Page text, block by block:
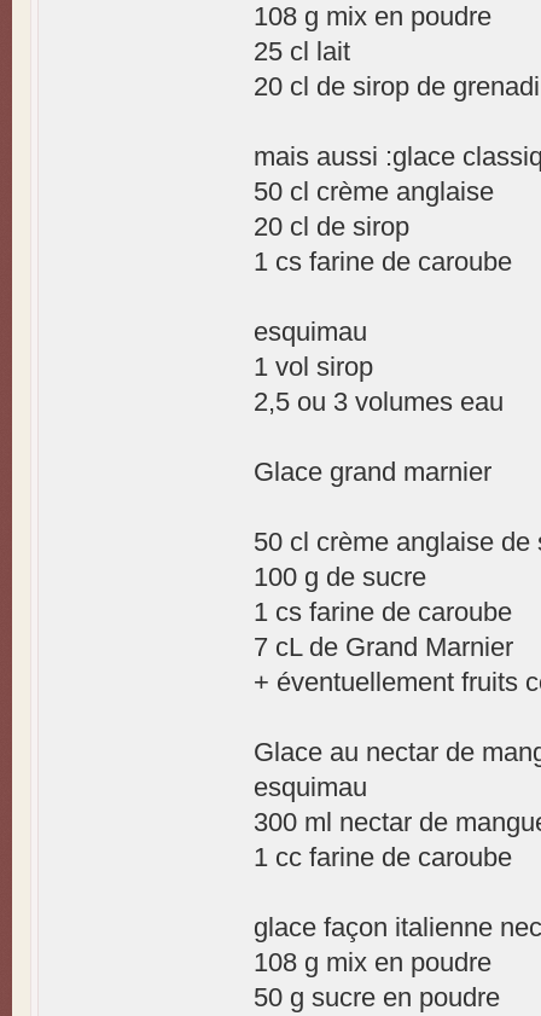
108 g mix en poudre
25 cl lait
20 cl de sirop de
mais aussi :glace
50 cl crème anglaise
20 cl de sirop
1 cs farine de caroube
esquimau
1 vol sirop
2,5 ou 3 volumes eau
Glace grand marnier
50 cl crème anglaise de
100 g de sucre
1 cs farine de caroube
7 cL de Grand Marnier
+ éventuellement fruits
Glace au nectar de
esquimau
300 ml nectar de
1 cc farine de caroube
glace façon italienne
108 g mix en poudre
50 g sucre en poudre